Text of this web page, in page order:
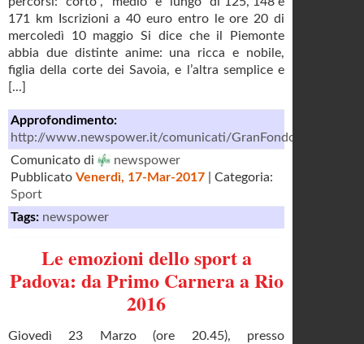
171 km Iscrizioni a 40 euro entro le ore 20 di
mercoledì 10 maggio Si dice che il Piemonte
abbia due distinte anime: una ricca e nobile,
figlia della corte dei Savoia, e l’altra semplice e
[...]
Approfondimento:
http://www.newspower.it/comunicati/GranFondo_Novara/
Comunicato di
newspower
Pubblicato Venerdì, 17-Mar-2017 | Categoria:
Sport
Tags: newspower
Le emozioni dello sport a
Padova: da Primo Carnera a Rio
2016
Giovedì 23 Marzo (ore 20.45), presso